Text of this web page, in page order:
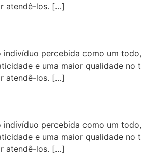
atendê-los. […]
indivíduo percebida como um
e uma maior qualidade no
atendê-los. […]
indivíduo percebida como um
e uma maior qualidade no
atendê-los. […]